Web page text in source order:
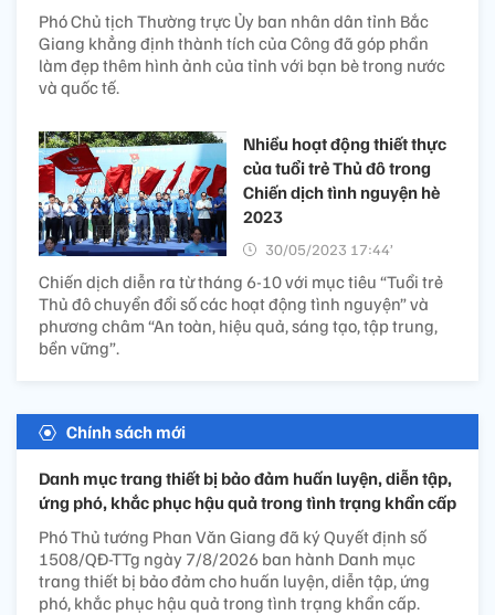
Phó Chủ tịch Thường trực Ủy ban nhân dân tỉnh Bắc
Giang khẳng định thành tích của Công đã góp phần
làm đẹp thêm hình ảnh của tỉnh với bạn bè trong nước
và quốc tế.
Nhiều hoạt động thiết thực
của tuổi trẻ Thủ đô trong
Chiến dịch tình nguyện hè
2023
30/05/2023 17:44’
Chiến dịch diễn ra từ tháng 6-10 với mục tiêu “Tuổi trẻ
Thủ đô chuyển đổi số các hoạt động tình nguyện” và
phương châm “An toàn, hiệu quả, sáng tạo, tập trung,
bền vững”.
Chính sách mới
Danh mục trang thiết bị bảo đảm huấn luyện, diễn tập,
ứng phó, khắc phục hậu quả trong tình trạng khẩn cấp
Phó Thủ tướng Phan Văn Giang đã ký Quyết định số
1508/QĐ-TTg ngày 7/8/2026 ban hành Danh mục
trang thiết bị bảo đảm cho huấn luyện, diễn tập, ứng
phó, khắc phục hậu quả trong tình trạng khẩn cấp.